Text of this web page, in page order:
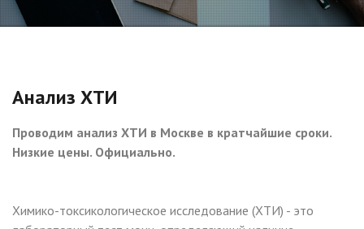
Анализ ХТИ
Проводим анализ ХТИ в Москве в кратчайшие сроки.
Низкие цены. Официально.
Химико-токсикологическое исследование (ХТИ) - это